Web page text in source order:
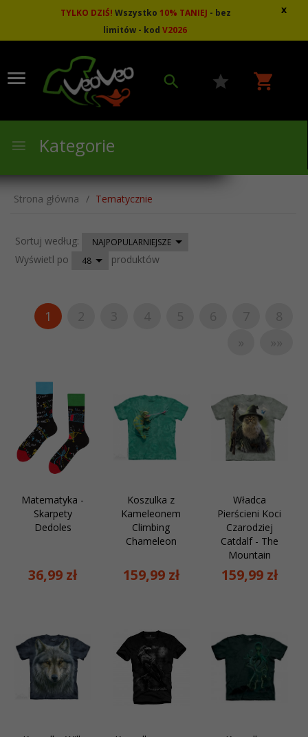
TYLKO DZIŚ! Wszystko10% TANIEJ - bez
limitów - kod V2026
x
Kategorie
Strona główna Tematycznie
Sortuj według: sortNAJPOPULARNIEJSZE
Wyświetl po pop48 produktów
1
Matematyka -
Skarpety
Dedoles
36,99 zł
Koszulka z
Kameleonem
Climbing
Chameleon
159,99 zł
Władca
Pierścieni Koci
Czarodziej
Catdalf - The
Mountain
159,99 zł